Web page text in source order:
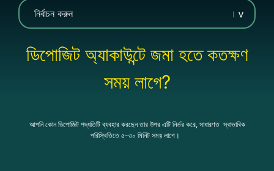
ডিপোজিট অ্যাকাউন্টে জমা হতে কতক্ষণ
সময় লাগে?
আপনি কোন ডিপোজিট পদ্ধতিটি ব্যবহার করছেন তার উপর এটি নির্ভর করে, সাধারণত স্বাভাবিক
পরিস্থিতিতে ৫-৩০ মিনিট সময় লাগে।